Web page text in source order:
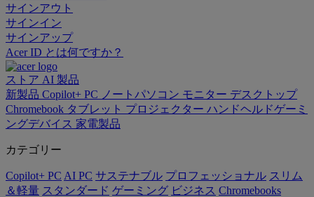
サインアウト
サインイン
サインアップ
Acer ID とは何ですか？
ストア AI 製品
新製品 Copilot+ PC ノートパソコン モニター デスクトップ
Chromebook タブレット プロジェクター ハンドヘルドゲーミ
ングデバイス 家電製品
カテゴリー
Copilot+ PC AI PC サステナブル プロフェッショナル スリム
＆軽量 スタンダード ゲーミング ビジネス Chromebooks